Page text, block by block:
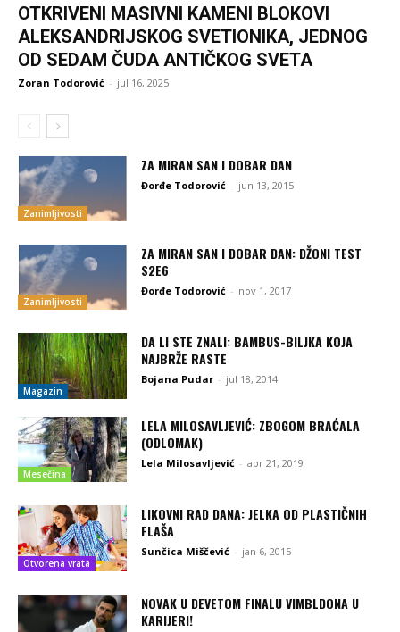
OTKRIVENI MASIVNI KAMENI BLOKOVI
ALEKSANDRIJSKOG SVETIONIKA, JEDNOG
OD SEDAM ČUDA ANTIČKOG SVETA
Zoran Todorović - jul 16, 2025
Zanimljivosti
ZA MIRAN SAN I DOBAR DAN
Đorđe Todorović - jun 13, 2015
Zanimljivosti
ZA MIRAN SAN I DOBAR DAN: DŽONI TEST
S2E6
Đorđe Todorović - nov 1, 2017
Magazin
DA LI STE ZNALI: BAMBUS-BILJKA KOJA
NAJBRŽE RASTE
Bojana Pudar - jul 18, 2014
Mesečina
LELA MILOSAVLJEVIĆ: ZBOGOM BRAĆALA
(ODLOMAK)
Lela Milosavljević - apr 21, 2019
Otvorena vrata
LIKOVNI RAD DANA: JELKA OD PLASTIČNIH
FLAŠA
Sunčica Miščević - jan 6, 2015
NOVAK U DEVETOM FINALU VIMBLDONA U
KARIJERI!